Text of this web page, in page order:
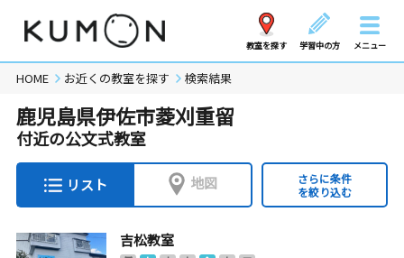
教室を探す 学習中の方 メニュー
HOME お近くの教室を探す 検索結果
鹿児島県伊佐市菱刈重留
付近の公文式教室
リスト 地図
さらに条件
を絞り込む
吉松教室